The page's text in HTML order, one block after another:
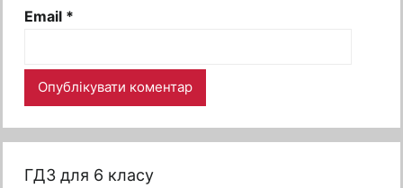
Email *
ГДЗ для 6 класу